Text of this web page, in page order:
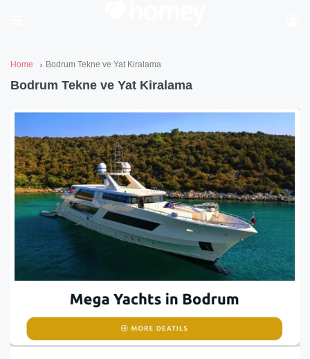
Home Bodrum Tekne ve Yat Kiralama
Bodrum Tekne ve Yat Kiralama